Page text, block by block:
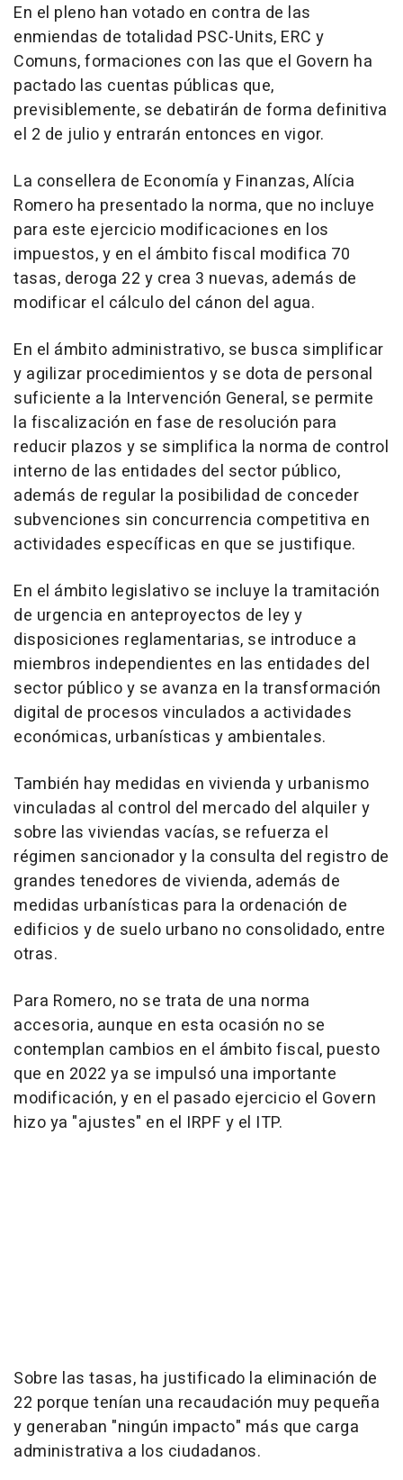
En el pleno han votado en contra de las
enmiendas de totalidad PSC-Units, ERC y
Comuns, formaciones con las que el Govern ha
pactado las cuentas públicas que,
previsiblemente, se debatirán de forma definitiva
el 2 de julio y entrarán entonces en vigor.
La consellera de Economía y Finanzas, Alícia
Romero ha presentado la norma, que no incluye
para este ejercicio modificaciones en los
impuestos, y en el ámbito fiscal modifica 70
tasas, deroga 22 y crea 3 nuevas, además de
modificar el cálculo del cánon del agua.
En el ámbito administrativo, se busca simplificar
y agilizar procedimientos y se dota de personal
suficiente a la Intervención General, se permite
la fiscalización en fase de resolución para
reducir plazos y se simplifica la norma de control
interno de las entidades del sector público,
además de regular la posibilidad de conceder
subvenciones sin concurrencia competitiva en
actividades específicas en que se justifique.
En el ámbito legislativo se incluye la tramitación
de urgencia en anteproyectos de ley y
disposiciones reglamentarias, se introduce a
miembros independientes en las entidades del
sector público y se avanza en la transformación
digital de procesos vinculados a actividades
económicas, urbanísticas y ambientales.
También hay medidas en vivienda y urbanismo
vinculadas al control del mercado del alquiler y
sobre las viviendas vacías, se refuerza el
régimen sancionador y la consulta del registro de
grandes tenedores de vivienda, además de
medidas urbanísticas para la ordenación de
edificios y de suelo urbano no consolidado, entre
otras.
Para Romero, no se trata de una norma
accesoria, aunque en esta ocasión no se
contemplan cambios en el ámbito fiscal, puesto
que en 2022 ya se impulsó una importante
modificación, y en el pasado ejercicio el Govern
hizo ya "ajustes" en el IRPF y el ITP.
Sobre las tasas, ha justificado la eliminación de
22 porque tenían una recaudación muy pequeña
y generaban "ningún impacto" más que carga
administrativa a los ciudadanos.